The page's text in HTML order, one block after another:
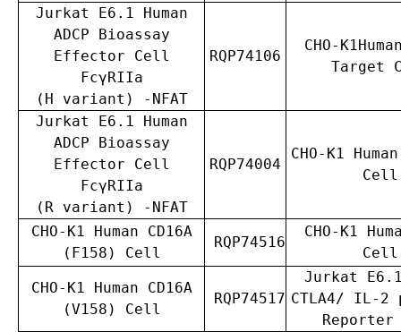
Jurkat E6.1 Human
ADCP Bioassay
Effector Cell
FcγRIIa
(H variant) -NFAT
RQP74106
CHO-
Target
Jurkat E6.1 Human
ADCP Bioassay
Effector Cell
FcγRIIa
(R variant) -NFAT
RQP74004
CHO-K1
Cell
CHO-K1 Human CD16A
(F158) Cell
RQP74516
CHO-K1
Cell
CHO-K1 Human CD16A
(V158) Cell
RQP74517
Jurkat E6.1
CTLA4/ IL-2